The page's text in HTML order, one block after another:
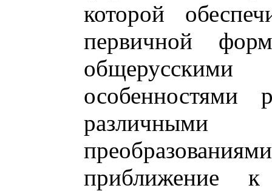
которой
первичной
особенностями
приближение